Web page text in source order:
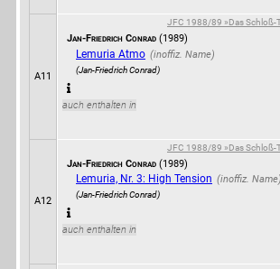
A11
JFC 1988/89 »Das Schloß-
Jan-Friedrich Conrad (1989)
Lemuria Atmo
(Jan-Friedrich Conrad)
auch enthalten in
A12
JFC 1988/89 »Das Schloß-
Jan-Friedrich Conrad (1989)
Lemuria, Nr. 3: High Tension
(Jan-Friedrich Conrad)
auch enthalten in